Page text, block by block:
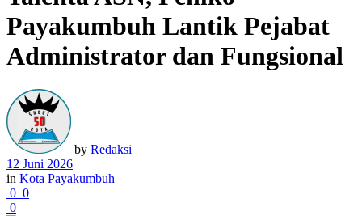
Payakumbuh Lantik Pejabat
Administrator dan Fungsional
by Redaksi
12 Juni 2026
in Kota Payakumbuh
0 0
0